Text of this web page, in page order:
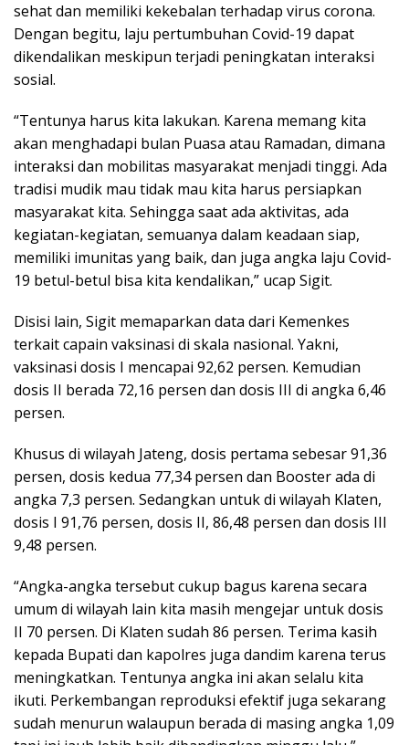
sehat dan memiliki kekebalan terhadap virus corona.
Dengan begitu, laju pertumbuhan Covid-19 dapat
dikendalikan meskipun terjadi peningkatan interaksi
sosial.
“Tentunya harus kita lakukan. Karena memang kita
akan menghadapi bulan Puasa atau Ramadan, dimana
interaksi dan mobilitas masyarakat menjadi tinggi. Ada
tradisi mudik mau tidak mau kita harus persiapkan
masyarakat kita. Sehingga saat ada aktivitas, ada
kegiatan-kegiatan, semuanya dalam keadaan siap,
memiliki imunitas yang baik, dan juga angka laju Covid-
19 betul-betul bisa kita kendalikan,” ucap Sigit.
Disisi lain, Sigit memaparkan data dari Kemenkes
terkait capain vaksinasi di skala nasional. Yakni,
vaksinasi dosis I mencapai 92,62 persen. Kemudian
dosis II berada 72,16 persen dan dosis III di angka 6,46
persen.
Khusus di wilayah Jateng, dosis pertama sebesar 91,36
persen, dosis kedua 77,34 persen dan Booster ada di
angka 7,3 persen. Sedangkan untuk di wilayah Klaten,
dosis I 91,76 persen, dosis II, 86,48 persen dan dosis III
9,48 persen.
“Angka-angka tersebut cukup bagus karena secara
umum di wilayah lain kita masih mengejar untuk dosis
II 70 persen. Di Klaten sudah 86 persen. Terima kasih
kepada Bupati dan kapolres juga dandim karena terus
meningkatkan. Tentunya angka ini akan selalu kita
ikuti. Perkembangan reproduksi efektif juga sekarang
sudah menurun walaupun berada di masing angka 1,09